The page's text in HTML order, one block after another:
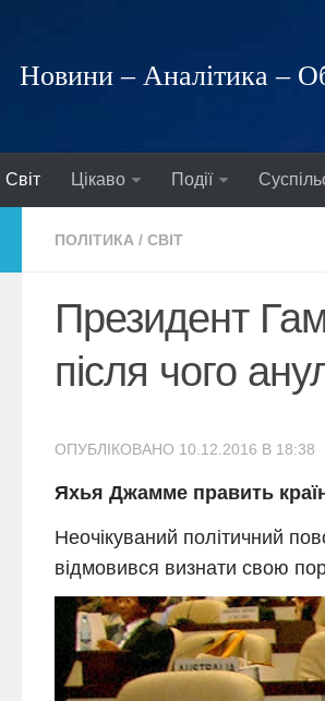
Новини – Аналітика –
Світ Цікаво Події
ПОЛІТИКА / СВІТ
Президент
після чого
ОПУБЛІКОВАНО 10.12.2016 В 18:38
Яхья Джамме править
Неочікуваний політичний
відмовився визнати свою